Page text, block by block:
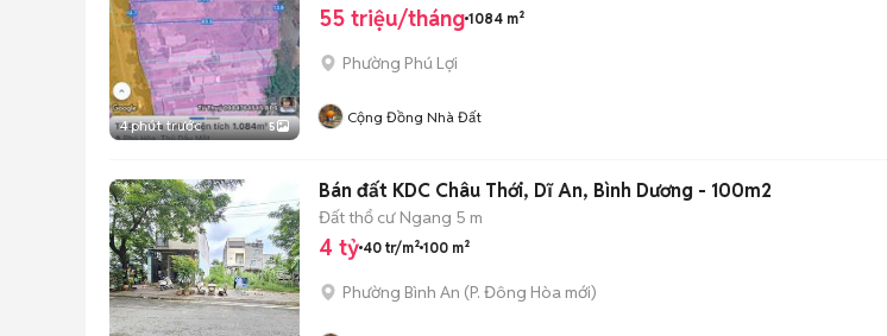
4 phút trước 5
55 triệu/tháng 1084 m²
Phường Phú Lợi
Cộng Đồng Nhà Đất
Bán đất KDC Châu Thới, Dĩ An, Bình Dương - 100m2
Đất thổ cư Ngang 5 m
4 tỷ 40 tr/m² 100 m²
Phường Bình An (P. Đông Hòa mới)